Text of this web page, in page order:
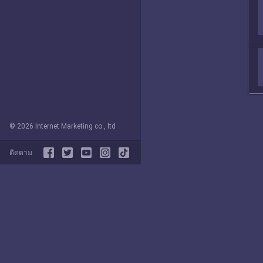
© 2026 Internet Marketing co., ltd
ติดตาม